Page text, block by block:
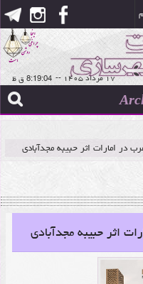
۱۷ مرداد ۱۴۰۵ --
در امارات اثر حبیبه مجدآبادی
اثر حبیبه مجدآبادی